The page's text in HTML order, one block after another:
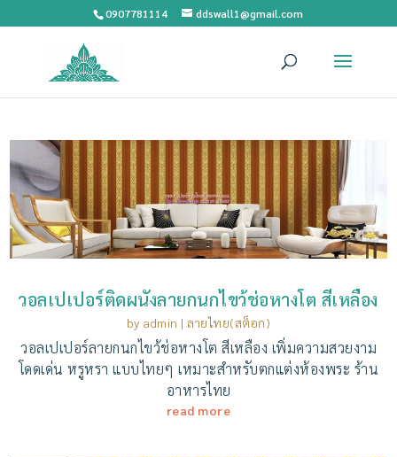
0907781114 ddswall1@gmail.com
วอลเปเปอร์ติดผนังลายกนกไขว้ช่อหางโต สีเหลือง
by admin |ลายไทย(สต็อก)
วอลเปเปอร์ลายกนกไขว้ช่อหางโต สีเหลือง เพิ่มความสวยงาม
โดดเด่น หรูหรา แบบไทยๆ เหมาะสำหรับตกแต่งห้องพระ ร้าน
อาหารไทย
read more